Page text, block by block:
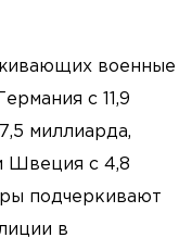
военные
с 11,9
миллиарда,
Швеция с 4,8
подчеркивают
в